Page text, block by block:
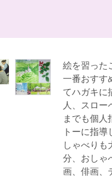
絵を習った
一番おすす
てハガキに
人、スロー
までも個人
トーに指
しゃべりも
分、おしゃ
画、俳画、